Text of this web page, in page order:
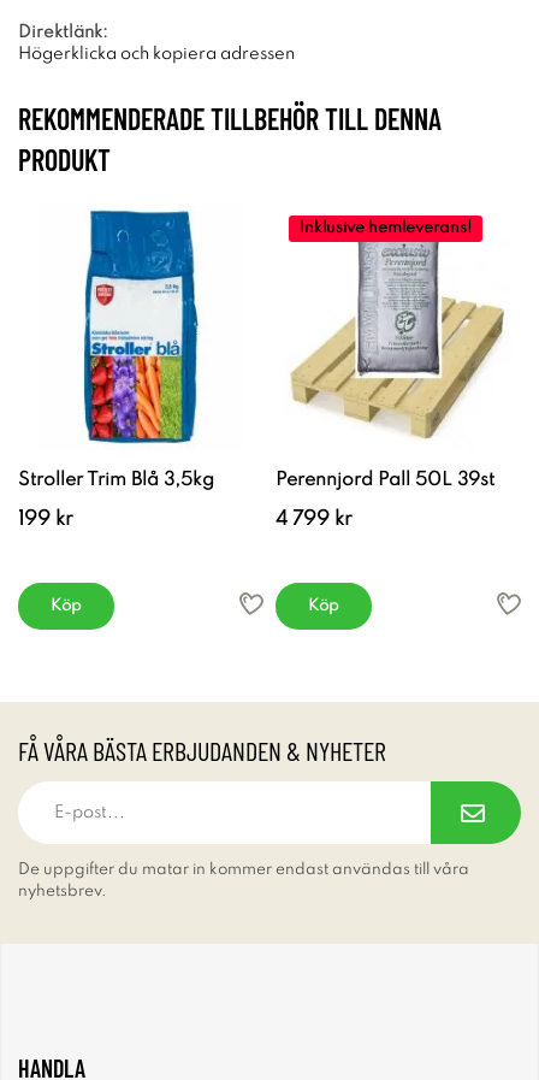
Direktlänk:
Högerklicka och kopiera adressen
REKOMMENDERADE TILLBEHÖR TILL DENNA
PRODUKT
Stroller Trim Blå 3,5kg
199 kr
Köp
Inklusive hemleverans!
Perennjord Pall 50L 39st
4 799 kr
Köp
FÅ VÅRA BÄSTA ERBJUDANDEN & NYHETER
De uppgifter du matar in kommer endast användas till våra
nyhetsbrev.
HANDLA